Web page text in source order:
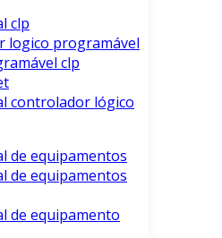
clp
logico programável
clp
controlador lógico
de equipamentos
de equipamentos
de equipamento